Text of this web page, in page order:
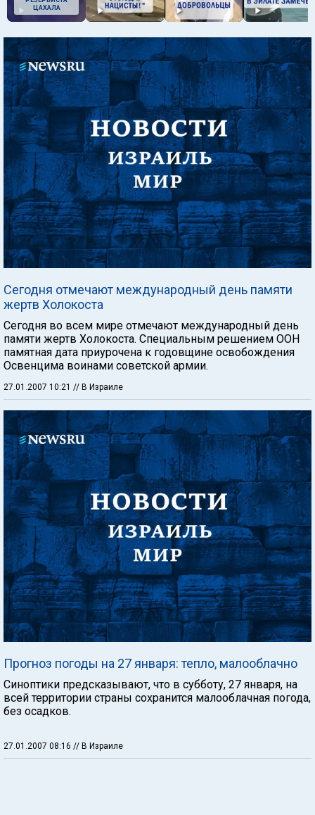
ЦАХАЛА
Сегодня отмечают международный день памяти
жертв Холокоста
Сегодня во всем мире отмечают международный день
памяти жертв Холокоста. Специальным решением ООН
памятная дата приурочена к годовщине освобождения
Освенцима воинами советской армии.
27.01.2007 10:21 // В Израиле
Прогноз погоды на 27 января: тепло, малооблачно
Синоптики предсказывают, что в субботу, 27 января, на
всей территории страны сохранится малооблачная погода,
без осадков.
27.01.2007 08:16 // В Израиле